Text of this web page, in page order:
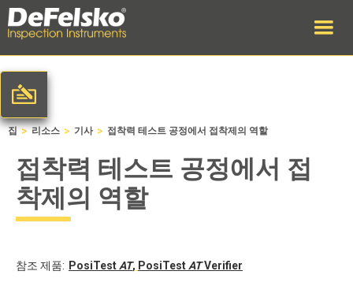
집 > 리소스 > 기사 > 접착력 테스트 공정에서 접착제의 역할
접착력 테스트 공정에서 접
착제의 역할
참조 제품: PosiTest AT, PosiTest ATVerifier